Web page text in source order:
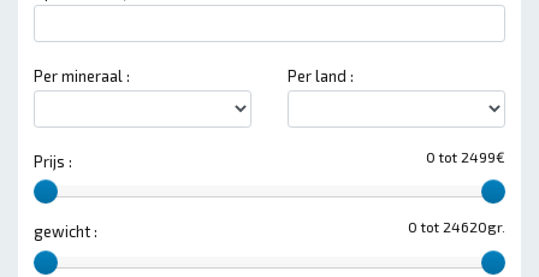
Per mineraal : Per land :
0 tot 2499€
Prijs :
0 tot 24620gr.
gewicht :